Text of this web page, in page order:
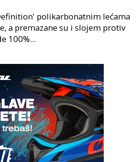
polikarbonatnim lećama
a premazane su i slojem protiv
100%...